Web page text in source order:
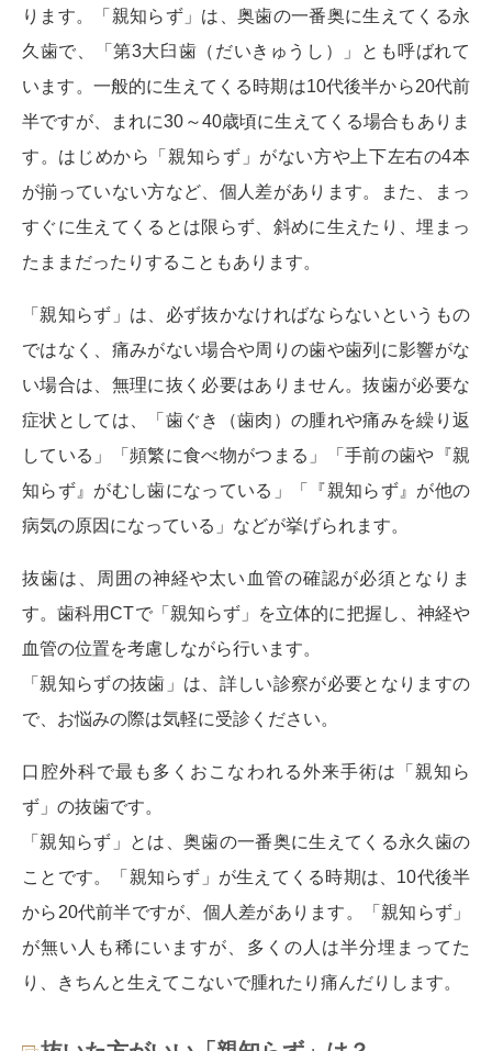
ります。「親知らず」は、奥歯の一番奥に生えてくる永
久歯で、「第3大臼歯（だいきゅうし）」とも呼ばれて
います。一般的に生えてくる時期は10代後半から20代前
半ですが、まれに30～40歳頃に生えてくる場合もありま
す。はじめから「親知らず」がない方や上下左右の4本
が揃っていない方など、個人差があります。また、まっ
すぐに生えてくるとは限らず、斜めに生えたり、埋まっ
たままだったりすることもあります。
「親知らず」は、必ず抜かなければならないというもの
ではなく、痛みがない場合や周りの歯や歯列に影響がな
い場合は、無理に抜く必要はありません。抜歯が必要な
症状としては、「歯ぐき（歯肉）の腫れや痛みを繰り返
している」「頻繁に食べ物がつまる」「手前の歯や『親
知らず』がむし歯になっている」「『親知らず』が他の
病気の原因になっている」などが挙げられます。
抜歯は、周囲の神経や太い血管の確認が必須となりま
す。歯科用CTで「親知らず」を立体的に把握し、神経や
血管の位置を考慮しながら行います。
「親知らずの抜歯」は、詳しい診察が必要となりますの
で、お悩みの際は気軽に受診ください。
口腔外科で最も多くおこなわれる外来手術は「親知ら
ず」の抜歯です。
「親知らず」とは、奥歯の一番奥に生えてくる永久歯の
ことです。「親知らず」が生えてくる時期は、10代後半
から20代前半ですが、個人差があります。「親知らず」
が無い人も稀にいますが、多くの人は半分埋まってた
り、きちんと生えてこないで腫れたり痛んだりします。